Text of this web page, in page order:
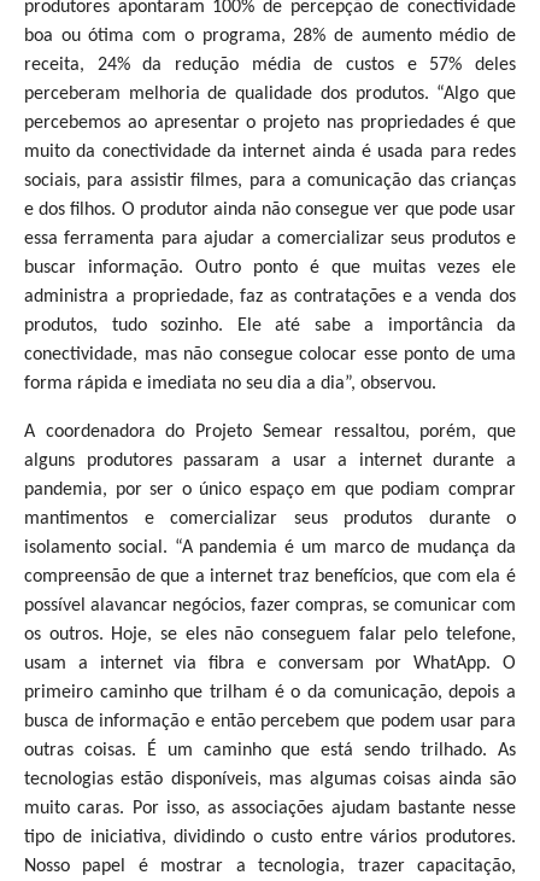
produtores apontaram 100% de percepção de conectividade
boa ou ótima com o programa, 28% de aumento médio de
receita, 24% da redução média de custos e 57% deles
perceberam melhoria de qualidade dos produtos. “Algo que
percebemos ao apresentar o projeto nas propriedades é que
muito da conectividade da internet ainda é usada para redes
sociais, para assistir filmes, para a comunicação das crianças
e dos filhos. O produtor ainda não consegue ver que pode usar
essa ferramenta para ajudar a comercializar seus produtos e
buscar informação. Outro ponto é que muitas vezes ele
administra a propriedade, faz as contratações e a venda dos
produtos, tudo sozinho. Ele até sabe a importância da
conectividade, mas não consegue colocar esse ponto de uma
forma rápida e imediata no seu dia a dia”, observou.
A coordenadora do Projeto Semear ressaltou, porém, que
alguns produtores passaram a usar a internet durante a
pandemia, por ser o único espaço em que podiam comprar
mantimentos e comercializar seus produtos durante o
isolamento social. “A pandemia é um marco de mudança da
compreensão de que a internet traz benefícios, que com ela é
possível alavancar negócios, fazer compras, se comunicar com
os outros. Hoje, se eles não conseguem falar pelo telefone,
usam a internet via fibra e conversam por WhatApp. O
primeiro caminho que trilham é o da comunicação, depois a
busca de informação e então percebem que podem usar para
outras coisas. É um caminho que está sendo trilhado. As
tecnologias estão disponíveis, mas algumas coisas ainda são
muito caras. Por isso, as associações ajudam bastante nesse
tipo de iniciativa, dividindo o custo entre vários produtores.
Nosso papel é mostrar a tecnologia, trazer capacitação,